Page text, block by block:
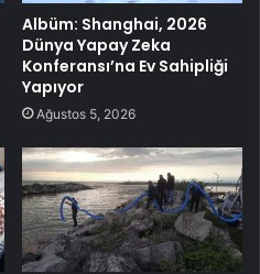
Albüm: Shanghai, 2026
Dünya Yapay Zeka
Konferansı’na Ev Sahipliği
Yapıyor
Ağustos 5, 2026